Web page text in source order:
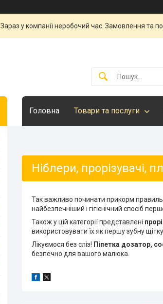
Зараз у компанії неробочий час. Замовлення та
Головна Товари та послуги
Ніблери, прорізувачі,
Так важливо починати прикорм
найбезпечніший і гігієнічний спосіб
Також у цій категорії представлені
використовувати їх як першу зубну щітку.
Лікуємося без сліз! Піпетка дозатор,
безпечно для вашого малюка.